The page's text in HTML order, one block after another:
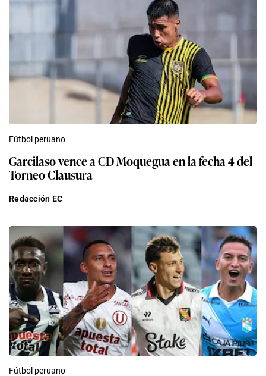
Fútbol peruano
Garcilaso vence a CD Moquegua en la fecha 4 del
Torneo Clausura
Redacción EC
Fútbol peruano